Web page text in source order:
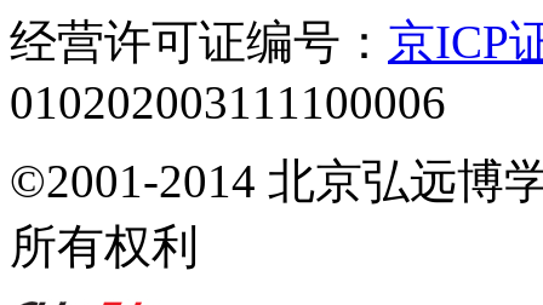
经营许可证编号： 京ICP
010202003111100006
©2001-2014 北京弘远博
所有权利